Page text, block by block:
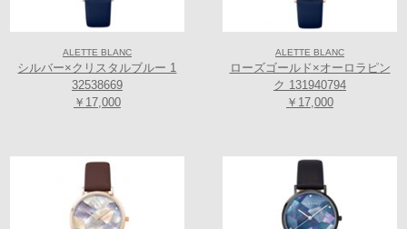
ALETTE BLANC
シルバー×クリスタルブルー 1
32538669
￥17,000
ALETTE BLANC
ローズゴールド×オーロラピン
ク 131940794
￥17,000